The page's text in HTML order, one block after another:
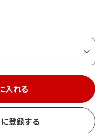
入れる
登録する